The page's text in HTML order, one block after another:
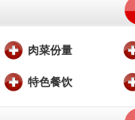
肉菜份量
特色餐饮